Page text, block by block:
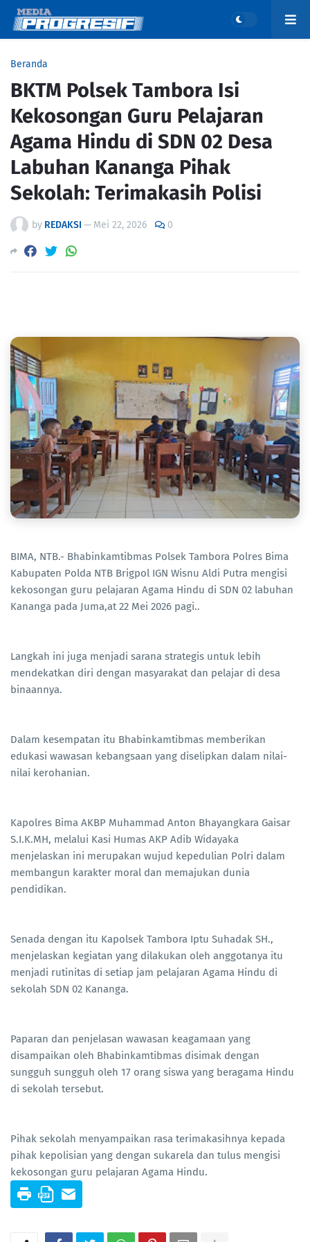
Beranda
BKTM Polsek Tambora Isi
Kekosongan Guru Pelajaran
Agama Hindu di SDN 02 Desa
Labuhan Kananga Pihak
Sekolah: Terimakasih Polisi
by REDAKSI — Mei 22, 2026 0
BIMA, NTB.- Bhabinkamtibmas Polsek Tambora Polres Bima
Kabupaten Polda NTB Brigpol IGN Wisnu Aldi Putra mengisi
kekosongan guru pelajaran Agama Hindu di SDN 02 labuhan
Kananga pada Juma,at 22 Mei 2026 pagi..
Langkah ini juga menjadi sarana strategis untuk lebih
mendekatkan diri dengan masyarakat dan pelajar di desa
binaannya.
Dalam kesempatan itu Bhabinkamtibmas memberikan
edukasi wawasan kebangsaan yang diselipkan dalam nilai-
nilai kerohanian.
Kapolres Bima AKBP Muhammad Anton Bhayangkara Gaisar
S.I.K.MH, melalui Kasi Humas AKP Adib Widayaka
menjelaskan ini merupakan wujud kepedulian Polri dalam
membangun karakter moral dan memajukan dunia
pendidikan.
Senada dengan itu Kapolsek Tambora Iptu Suhadak SH.,
menjelaskan kegiatan yang dilakukan oleh anggotanya itu
menjadi rutinitas di setiap jam pelajaran Agama Hindu di
sekolah SDN 02 Kananga.
Paparan dan penjelasan wawasan keagamaan yang
disampaikan oleh Bhabinkamtibmas disimak dengan
sungguh sungguh oleh 17 orang siswa yang beragama Hindu
di sekolah tersebut.
Pihak sekolah menyampaikan rasa terimakasihnya kepada
pihak kepolisian yang dengan sukarela dan tulus mengisi
kekosongan guru pelajaran Agama Hindu.